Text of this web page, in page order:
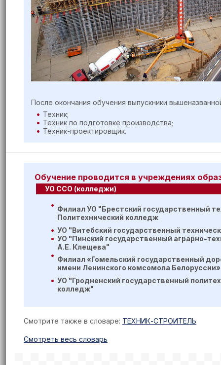
После окончания обучения выпускники
Техник;
Техник по подготовке производства;
Техник-проектировщик.
Обучение проводится в учреждениях
УО ССО (колледжи)
Филиал УО "Брестский государственный
Политехнический колледж
УО "Витебский государственный
УО "Пинский государственный аграрно-
А.Е. Клещева"
Филиал «Гомельский государственный
имени Ленинского комсомола
УО "Гродненский государственный
колледж"
Смотрите также в словаре: ТЕХНИК-СТРОИТЕЛЬ
Cмотреть весь словарь